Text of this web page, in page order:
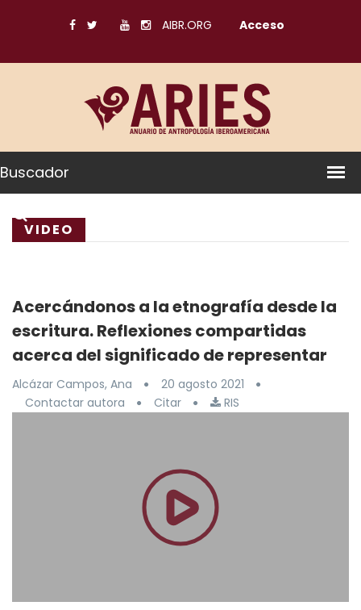
AIBR.ORG Acceso
Buscador
VIDEO
Acercándonos a la etnografía desde la
escritura. Reflexiones compartidas
acerca del significado de representar
Alcázar Campos, Ana
20 agosto 2021
Contactar autora
Citar RIS